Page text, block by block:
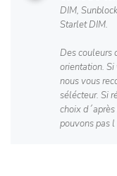
DIM,
Starlet DIM.
Des couleurs
orientation.
nous vous
sélécteur. Si
choix
pouvons pas